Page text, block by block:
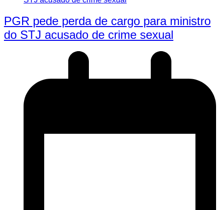
PGR pede perda de cargo para ministro
do STJ acusado de crime sexual